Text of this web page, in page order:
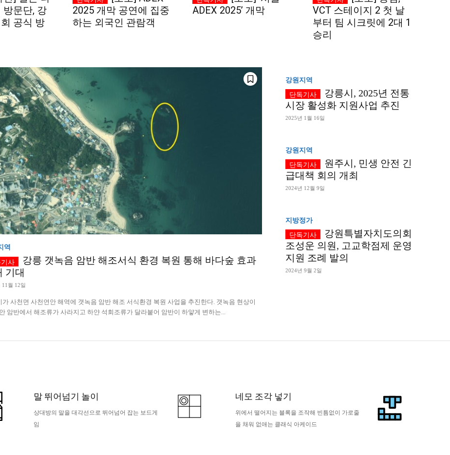
방문단, 강
공식 방
2025 개막 공연에 집중
하는 외국인 관람객
ADEX 2025’ 개막
VCT 스테이지 2 첫 날
부터 팀 시크릿에 2대 1
승리
역
강릉 갯녹음 암반 해조서식 환경 복원 통해 바다숲 효과
기대
11월 12일
사천면 사천연안 해역에 갯녹음 암반 해조 서식환경 복원 사업을 추진한다. 갯녹음 현상이
암반에서 해조류가 사라지고 하얀 석회조류가 달라붙어 암반이 하얗게 변하는...
강원지역
강릉시, 2025년 전통
시장 활성화 지원사업 추진
2025년 1월 16일
강원지역
원주시, 민생 안전 긴
급대책 회의 개최
2024년 12월 9일
지방정가
강원특별자치도의회
조성운 의원, 고교학점제 운영
지원 조례 발의
2024년 9월 2일
말 뛰어넘기 놀이
상대방의 말을 대각선으로 뛰어넘어 잡는 보드게
임
네모 조각 넣기
위에서 떨어지는 블록을 조작해 빈틈없이 가로줄
을 채워 없애는 클래식 아케이드